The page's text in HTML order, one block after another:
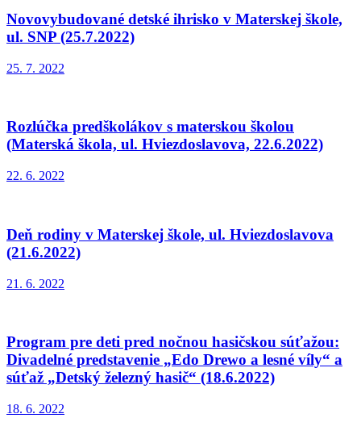
Novovybudované detské ihrisko v Materskej škole,
ul. SNP (25.7.2022)
25. 7. 2022
Rozlúčka predškolákov s materskou školou
(Materská škola, ul. Hviezdoslavova, 22.6.2022)
22. 6. 2022
Deň rodiny v Materskej škole, ul. Hviezdoslavova
(21.6.2022)
21. 6. 2022
Program pre deti pred nočnou hasičskou súťažou:
Divadelné predstavenie „Edo Drewo a lesné víly“ a
súťaž „Detský železný hasič“ (18.6.2022)
18. 6. 2022